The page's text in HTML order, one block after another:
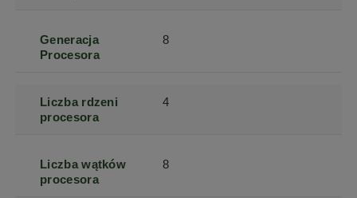
Generacja
Procesora
8
Liczba rdzeni
procesora
4
Liczba wątków
procesora
8